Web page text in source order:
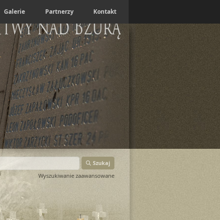
Galerie Partnerzy Kontakt
nad Bzurą
Szukaj
Wyszukiwanie zaawansowane